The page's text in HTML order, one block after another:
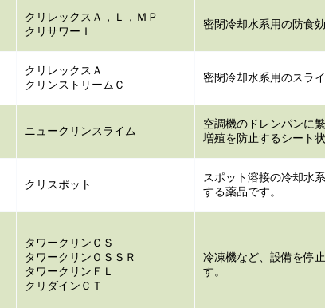
クリレックスＡ，Ｌ，ＭＰ
クリサワーＩ
密閉冷却水系用の防食
クリレックスＡ
クリンストリームＣ
密閉冷却水系用のスラ
ニュークリンスライム
空調機のドレンパンに
増殖を防止するシート
クリスポット
スポット溶接の冷却水
する薬品です。
タワークリンＣＳ
タワークリンＯＳＳＲ
タワークリンＦＬ
クリダインＣＴ
冷凍機など、設備を停
す。